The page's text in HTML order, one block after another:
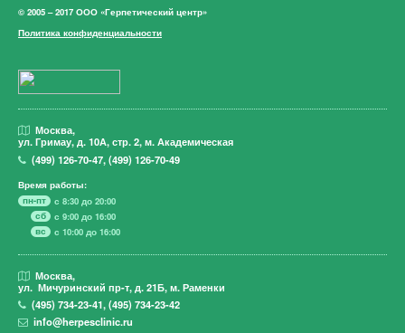
© 2005 – 2017 ООО «Герпетический центр»
Политика конфиденциальности
Москва,
ул. Гримау,д. 10А, стр. 2, м. Академическая
(499)126-70-47,(499)126-70-49
Время работы:
пн-пт
с 8:30 до 20:00
сб
с 9:00 до 16:00
вс
с 10:00 до 16:00
Москва,
ул. Мичуринский пр-т, д. 21Б, м. Раменки
(495)734-23-41,(495)734-23-42
info@herpesclinic.ru